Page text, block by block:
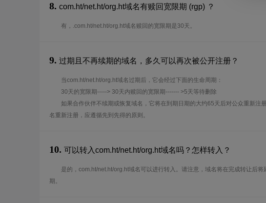
8. com.ht/net.ht/org.ht域名有赎回宽限期 (rgp) ？
有，.com.ht/net.ht/org.ht域名赎回的宽限期是30天。
9. 过期且不再续期的域名，多久可以再次被公开注册？
当com.ht/net.ht/org.ht域名过期后，它会经过下面的生命周期：
30天的宽限期-----> 30天内赎回的宽限期------- >5天等待删除
如果合作伙伴不续期或恢复域名，它将在到期日期的大约65天后对公众重新注
名重新注册，应遵循先到先得的原则。
10. 可以转入com.ht/net.ht/org.ht域名吗？怎样转入？
是的，com.ht/net.ht/org.ht域名可以进行转入。请注意，域名将在完成转让后将
期。